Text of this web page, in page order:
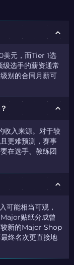
美元，而Tier 1选
选手的薪资通常
别的合同月薪可
收入来源。对于较
更难预测，赛事
在选手、教练团
可能相当可观，
贴纸分成曾
新的Major Shop
终名次更直接地